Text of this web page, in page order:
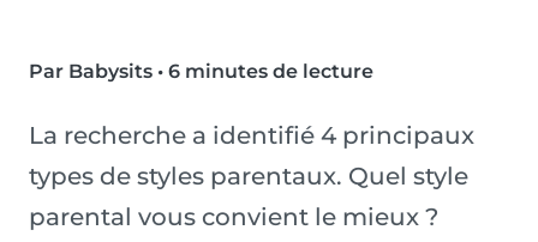
Par Babysits • 6 minutes de lecture
La recherche a identifié 4 principaux
types de styles parentaux. Quel style
parental vous convient le mieux ?